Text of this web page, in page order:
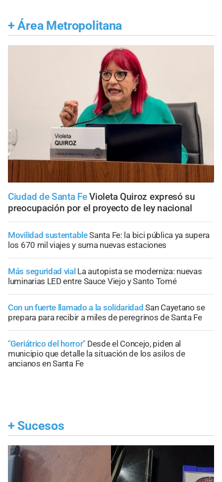
+ Área Metropolitana
Ciudad de Santa Fe Violeta Quiroz expresó su
preocupación por el proyecto de ley nacional
Movilidad sustentableSanta Fe: la bici pública ya supera
los 670 mil viajes y suma nuevas estaciones
Más seguridad vial La autopista se moderniza: nuevas
luminarias LED entre Sauce Viejo y Santo Tomé
Con un fuerte llamado a la solidaridad San Cayetano se
prepara para recibir a miles de peregrinos de Santa Fe
"Geriátrico del horror" Desde el Concejo, piden al
municipio que detalle la situación de los asilos de
ancianos en Santa Fe
+ Sucesos